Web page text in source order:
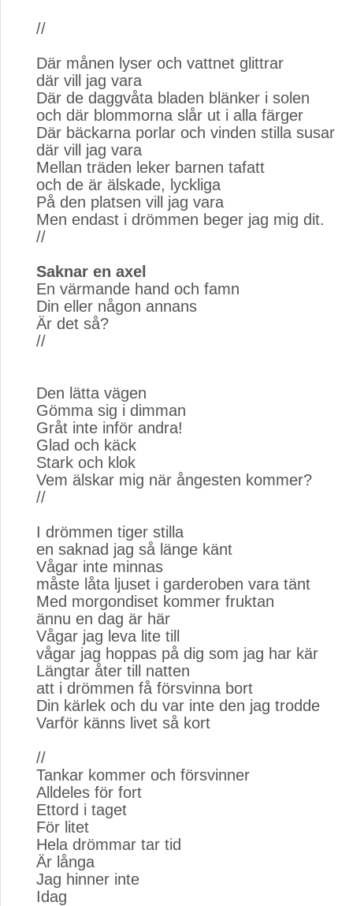
//
Där månen lyser och vattnet glittrar
där vill jag vara
Där de daggvåta bladen blänker i solen
och där blommorna slår ut i alla färger
Där bäckarna porlar och vinden stilla susar
där vill jag vara
Mellan träden leker barnen tafatt
och de är älskade, lyckliga
På den platsen vill jag vara
Men endast i drömmen beger jag mig dit.
//
Saknar en axel
En värmande hand och famn
Din eller någon annans
Är det så?
//
Den lätta vägen
Gömma sig i dimman
Gråt inte inför andra!
Glad och käck
Stark och klok
Vem älskar mig när ångesten kommer?
//
I drömmen tiger stilla
en saknad jag så länge känt
Vågar inte minnas
måste låta ljuset i garderoben vara tänt
Med morgondiset kommer fruktan
ännu en dag är här
Vågar jag leva lite till
vågar jag hoppas på dig som jag har kär
Längtar åter till natten
att i drömmen få försvinna bort
Din kärlek och du var inte den jag trodde
Varför känns livet så kort
//
Tankar kommer och försvinner
Alldeles för fort
Ettord i taget
För litet
Hela drömmar tar tid
Är långa
Jag hinner inte
Idag